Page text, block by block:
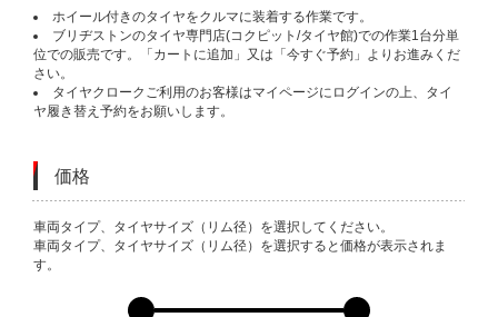
ホイール付きのタイヤをクルマに装着する作業です。
ブリヂストンのタイヤ専門店(コクピット/タイヤ館)での作業1台分単
位での販売です。「カートに追加」又は「今すぐ予約」よりお進みくだ
さい。
タイヤクロークご利用のお客様はマイページにログインの上、タイ
ヤ履き替え予約をお願いします。
価格
VARIATIONS
車両タイプ、タイヤサイズ（リム径）を選択してください。
車両タイプ、タイヤサイズ（リム径）を選択すると価格が表示されま
す。